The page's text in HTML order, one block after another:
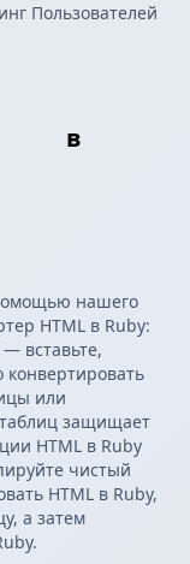
в
нашего
HTML в Ruby:
вставьте,
конвертировать
или
защищает
HTML в Ruby
чистый
HTML в Ruby,
а затем
Пользователей